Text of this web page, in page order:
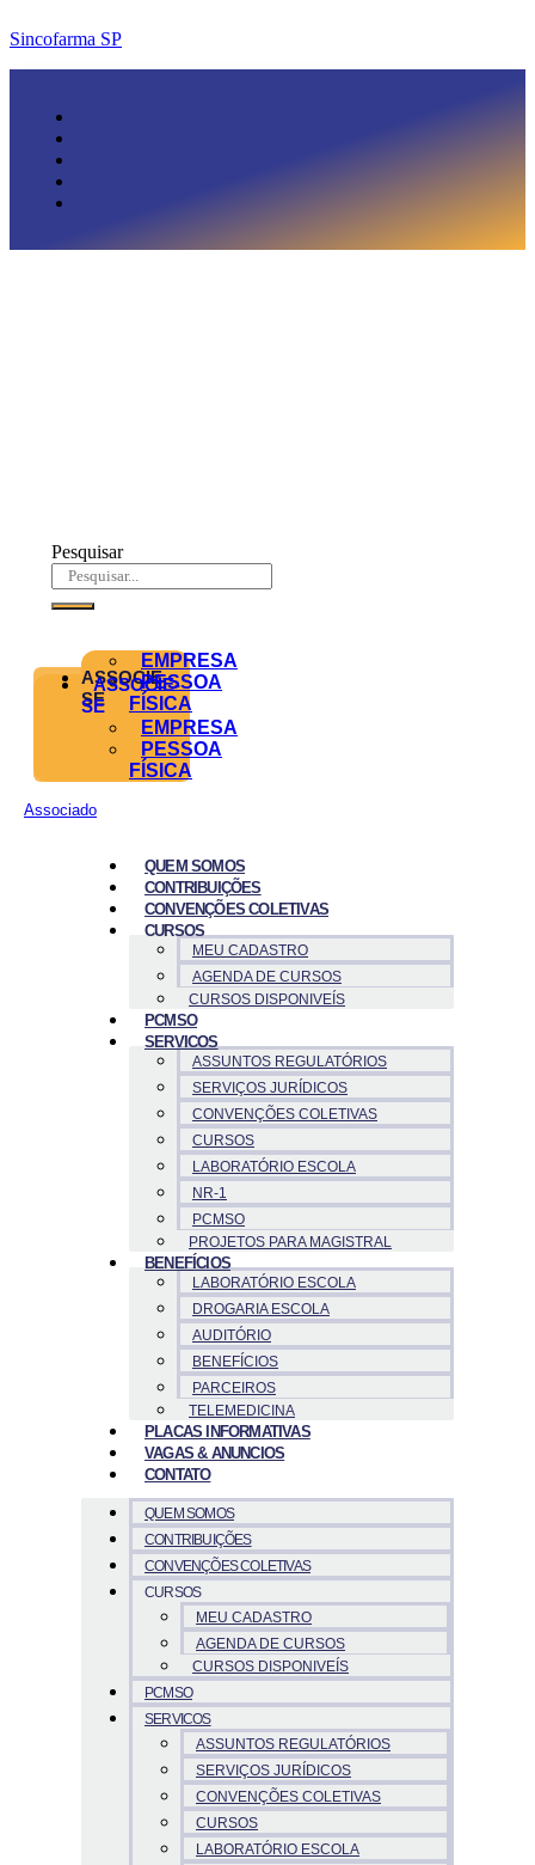
Sincofarma SP
Pesquisar
ASSOCIE-
SE
EMPRESA
PESSOA
FÍSICA
ASSOCIE-
SE
EMPRESA
PESSOA
FÍSICA
Associado
QUEM SOMOS
CONTRIBUIÇÕES
CONVENÇÕES COLETIVAS
CURSOS
MEU CADASTRO
AGENDA DE CURSOS
CURSOS DISPONIVEÍS
PCMSO
SERVICOS
ASSUNTOS REGULATÓRIOS
SERVIÇOS JURÍDICOS
CONVENÇÕES COLETIVAS
CURSOS
LABORATÓRIO ESCOLA
NR-1
PCMSO
PROJETOS PARA MAGISTRAL
BENEFÍCIOS
LABORATÓRIO ESCOLA
DROGARIA ESCOLA
AUDITÓRIO
BENEFÍCIOS
PARCEIROS
TELEMEDICINA
PLACAS INFORMATIVAS
VAGAS & ANUNCIOS
CONTATO
QUEM SOMOS
CONTRIBUIÇÕES
CONVENÇÕES COLETIVAS
CURSOS
MEU CADASTRO
AGENDA DE CURSOS
CURSOS DISPONIVEÍS
PCMSO
SERVICOS
ASSUNTOS REGULATÓRIOS
SERVIÇOS JURÍDICOS
CONVENÇÕES COLETIVAS
CURSOS
LABORATÓRIO ESCOLA